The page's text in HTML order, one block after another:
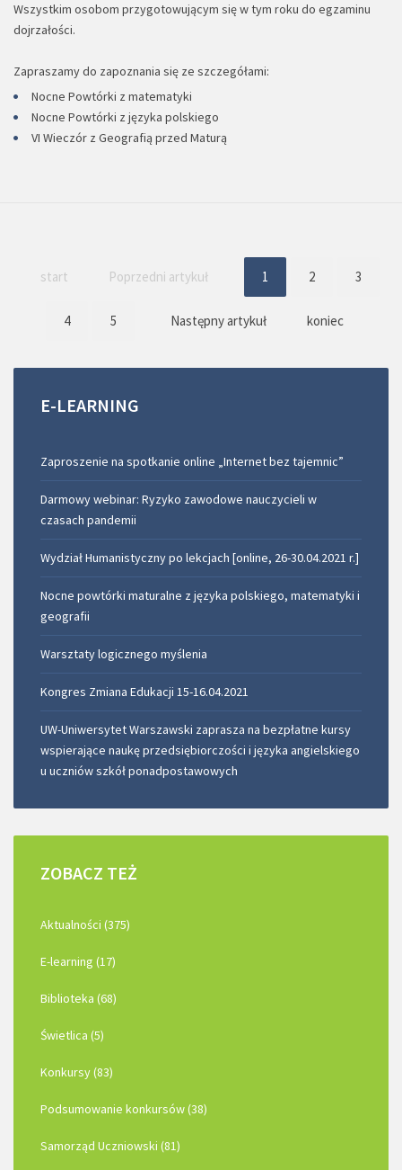
Wszystkim osobom przygotowującym się w tym roku do egzaminu
dojrzałości.
Zapraszamy do zapoznania się ze szczegółami:
Nocne Powtórki z matematyki
Nocne Powtórki z języka polskiego
VI Wieczór z Geografią przed Maturą
start Poprzedni artykuł 1 2 3
4 5 Następny artykuł koniec
E-LEARNING
Zaproszenie na spotkanie online „Internet bez tajemnic”
Darmowy webinar: Ryzyko zawodowe nauczycieli w
czasach pandemii
Wydział Humanistyczny po lekcjach [online, 26-30.04.2021 r.]
Nocne powtórki maturalne z języka polskiego, matematyki i
geografii
Warsztaty logicznego myślenia
Kongres Zmiana Edukacji 15-16.04.2021
UW-Uniwersytet Warszawski zaprasza na bezpłatne kursy
wspierające naukę przedsiębiorczości i języka angielskiego
u uczniów szkół ponadpostawowych
ZOBACZ TEŻ
Aktualności (375)
E-learning (17)
Biblioteka (68)
Świetlica (5)
Konkursy (83)
Podsumowanie konkursów (38)
Samorząd Uczniowski (81)